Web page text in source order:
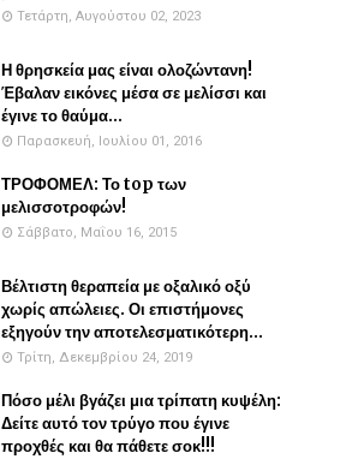
Τετάρτη, Αυγούστου 02, 2023
Η θρησκεία μας είναι ολοζώντανη!
Έβαλαν εικόνες μέσα σε μελίσσι και
έγινε το θαύμα...
Παρασκευή, Ιουλίου 01, 2016
ΤΡΟΦΟΜΕΛ: Το top των
μελισσοτροφών!
Σάββατο, Μαΐου 16, 2015
Βέλτιστη θεραπεία με οξαλικό οξύ
χωρίς απώλειες. Οι επιστήμονες
εξηγούν την αποτελεσματικότερη...
Τρίτη, Δεκεμβρίου 24, 2019
Πόσο μέλι βγάζει μια τρίπατη κυψέλη:
Δείτε αυτό τον τρύγο που έγινε
προχθές και θα πάθετε σοκ!!!